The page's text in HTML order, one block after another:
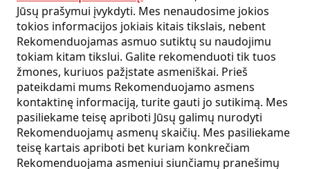
Jūsų prašymui įvykdyti. Mes nenaudosime jokios
tokios informacijos jokiais kitais tikslais, nebent
Rekomenduojamas asmuo sutiktų su naudojimu
tokiam kitam tikslui. Galite rekomenduoti tik tuos
žmones, kuriuos pažįstate asmeniškai. Prieš
pateikdami mums Rekomenduojamo asmens
kontaktinę informaciją, turite gauti jo sutikimą. Mes
pasiliekame teisę apriboti Jūsų galimų nurodyti
Rekomenduojamų asmenų skaičių. Mes pasiliekame
teisę kartais apriboti bet kuriam konkrečiam
Rekomenduojama asmeniui siunčiamų pranešimų